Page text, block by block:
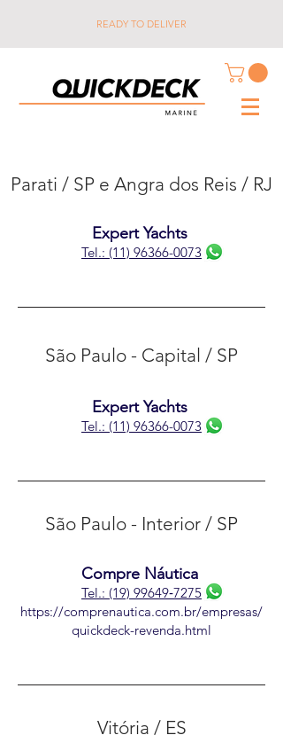
READY TO DELIVER
Parati / SP e Angra dos Reis / RJ
Expert Yachts
‪Tel.: (11) 96366-0073
São Paulo - Capital / SP
Expert Yachts
‪Tel.: (11) 96366-0073
São Paulo - Interior / SP
Compre Náutica
‪Tel.: (19) 99649‑7275
https://comprenautica.com.br/empresas/
quickdeck-revenda.html
Vitória / ES